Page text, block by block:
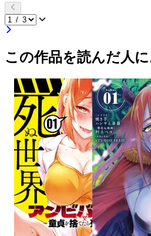
この作品を読んだ人